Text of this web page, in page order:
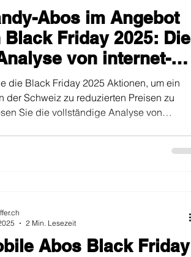
Abos im Angebot
Friday 2025: Die
von internet-
die Black Friday 2025 Aktionen, um ein
der Schweiz zu reduzierten Preisen zu
Sie die vollständige Analyse von
Abos Black Friday
2 Min. Lesezeit